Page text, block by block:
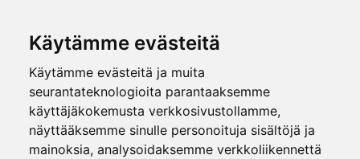
Käytämme evästeitä
Käytämme evästeitä ja muita
seurantateknologioita parantaaksemme
käyttäjäkokemusta verkkosivustollamme,
näyttääksemme sinulle personoituja sisältöjä ja
mainoksia, analysoidaksemme verkkoliikennettä